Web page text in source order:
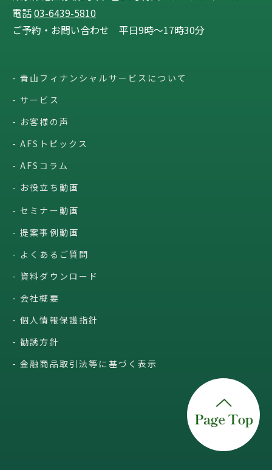
電話03-6439-5810
ご予約・お問い合わせ 平日9時〜17時30分
青山フィナンシャルサービスについて
サービス
お客様の声
AFSトピックス
AFSコラム
お役立ち動画
セミナー動画
提案事例動画
よくあるご質問
資料ダウンロード
会社概要
個人情報保護指針
勧誘方針
金融商品取引法等に基づく表示